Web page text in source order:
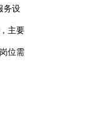
务设
主要
位需